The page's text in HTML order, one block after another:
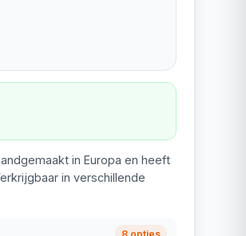
in Europa en heeft
in verschillende